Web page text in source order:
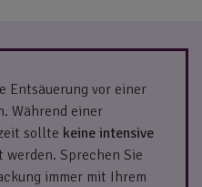
Entsäuerung vor einer
Während einer
sollte keine intensive
werden. Sprechen Sie
immer mit Ihrem